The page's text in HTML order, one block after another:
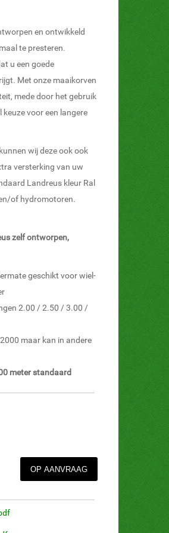
en ontwikkeld
te presteren.
u een goede
Met onze maaikorven
mede door het gebruik
voor een langere
wij deze ook ook
versterking van uw
Landreus kleur Ral
of hydromotoren.
zelf ontworpen,
geschikt voor wiel-
2.00 / 2.50 / 3.00 /
maar kan in andere
meter standaard